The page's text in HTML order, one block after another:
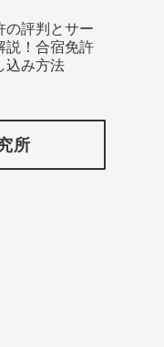
の評判とサー
説！合宿免許
込み方法
所